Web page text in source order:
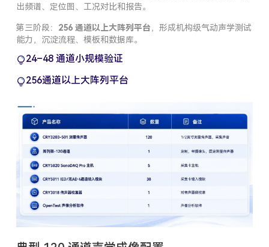
出频谱、定位图、工况对比和报告。
第三阶段： 256 通道以上大阵列平台，形成机构级气动声学测试
能力，沉淀流程、模板和数据库。
24–48 通道小规模验证
256通道以上大阵列平台